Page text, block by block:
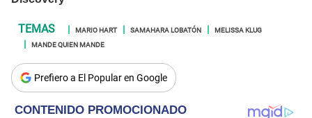
MARIO HART SAMAHARA LOBATÓN
MELISSA KLUG
MANDE QUIEN MANDE
Prefiero a El Popular en Google